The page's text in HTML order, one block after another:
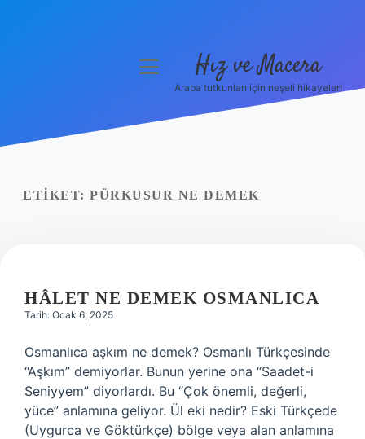
Yasal Uyarı
menüyü
Hız ve Macera
Araba tutkunları için neşeli hikayeler!
ETIKET: PÜRKUSUR NE DEMEK
HÂLET NE DEMEK OSMANLICA
Tarih: Ocak 6, 2025
Osmanlıca aşkım ne demek? Osmanlı Türkçesinde
“Aşkım” demiyorlar. Bunun yerine ona “Saadet-i
Seniyyem” diyorlardı. Bu “Çok önemli, değerli,
yüce” anlamına geliyor. Ül eki nedir? Eski Türkçede
(Uygurca ve Göktürkçe) bölge veya alan anlamına